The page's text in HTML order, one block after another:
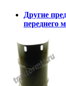
Другие
переднего